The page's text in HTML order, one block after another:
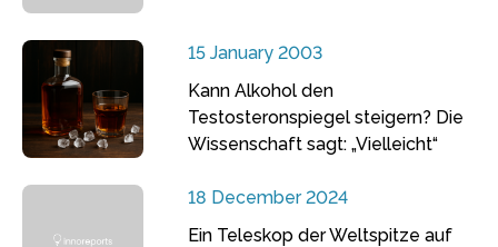
15 January 2003
Kann Alkohol den
Testosteronspiegel steigern? Die
Wissenschaft sagt: „Vielleicht“
18 December 2024
Ein Teleskop der Weltspitze auf